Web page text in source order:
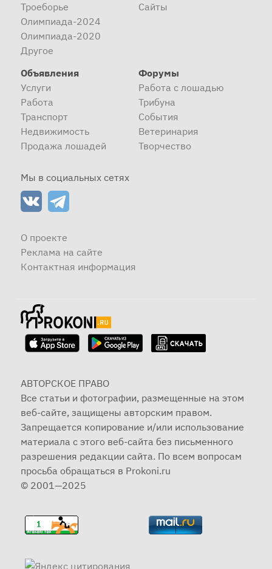
Троеборье
Олимпиада-2024
Олимпиада-2020
Другое
Сайты
Объявления
Услуги
Работа
Транспорт
Недвижимость
Продажа лошадей
Форумы
Работа с лошадью
Трибуна
События
Ветеринария
Творчество
Мы в социальных сетях
О проекте
Реклама на сайте
Контактная информация
АВТОРСКОЕ ПРАВО
Все статьи и фотографии, размещенные на этом
веб-сайте, защищены авторским правом.
Запрещается копирование и/или использование
материала с этого веб-сайта без письменного
разрешения редакции сайта. По всем вопросам
просьба обращаться в Prokoni.ru
© 2001—2025